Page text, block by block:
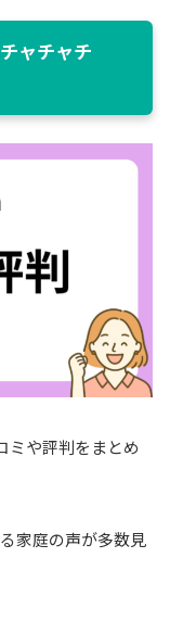
ャチャチ
ミや評判をまとめ
家庭の声が多数見